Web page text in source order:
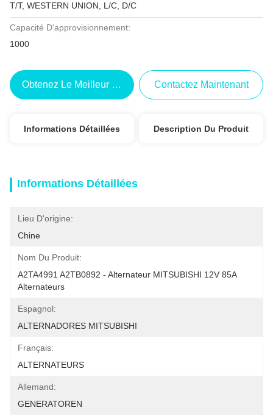
T/T, WESTERN UNION, L/C, D/C
Capacité D'approvisionnement:
1000
Obtenez Le Meilleur Prix Contactez Maintenant
Informations Détaillées Description Du Produit
Informations Détaillées
Lieu D'origine:
Chine
Nom Du Produit:
A2TA4991 A2TB0892 - Alternateur MITSUBISHI 12V 85A
Alternateurs
Espagnol:
ALTERNADORES MITSUBISHI
Français:
ALTERNATEURS
Allemand:
GENERATOREN